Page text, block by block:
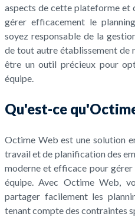
aspects de cette plateforme et
gérer efficacement le
soyez responsable de la
de tout autre établissement
être un outil précieux pour
équipe.
Qu'est-ce
Octime Web est une solution
travail et de planification des
moderne et efficace pour
équipe. Avec Octime Web,
partager facilement les
tenant compte des contraintes